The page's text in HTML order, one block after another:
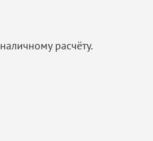
расчёту.